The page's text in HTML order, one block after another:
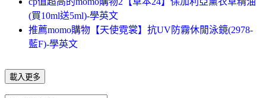
(買10ml送5ml)-學英文
推薦momo購物【天使霓裳】抗UV防霧休閒泳鏡(2978-
藍F)-學英文
載入更多